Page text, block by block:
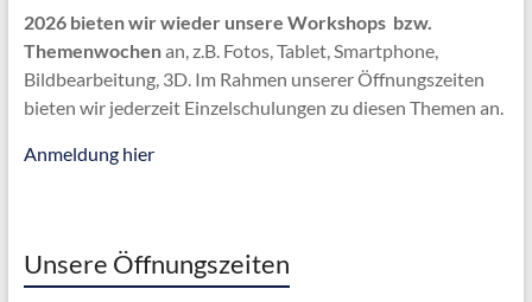
2026 bieten wir wieder unsere Workshops bzw.
Themenwochenan, z.B. Fotos, Tablet, Smartphone,
Bildbearbeitung, 3D. Im Rahmen unserer Öffnungszeiten
bieten wir jederzeit Einzelschulungen zu diesen Themen an.
Anmeldung hier
Unsere Öffnungszeiten